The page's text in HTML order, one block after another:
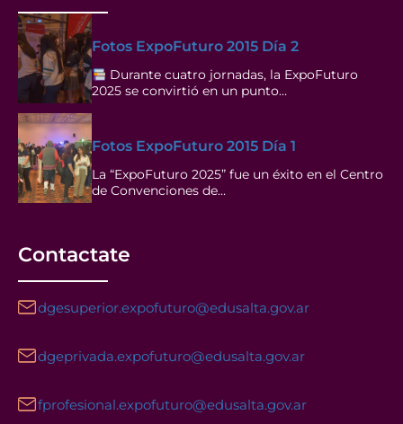
Fotos ExpoFuturo 2015 Día 2
Durante cuatro jornadas, la ExpoFuturo
2025 se convirtió en un punto…
Fotos ExpoFuturo 2015 Día 1
La “ExpoFuturo 2025” fue un éxito en el Centro
de Convenciones de…
Contactate
dgesuperior.expofuturo@edusalta.gov.ar
dgeprivada.expofuturo@edusalta.gov.ar
fprofesional.expofuturo@edusalta.gov.ar